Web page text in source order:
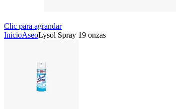
Clic para agrandar
InicioAseoLysol Spray 19 onzas